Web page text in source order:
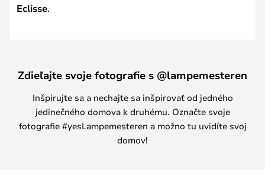
Eclisse.
Zdieľajte svoje fotografie s @lampemesteren
Inšpirujte sa a nechajte sa inšpirovať od jedného
jedinečného domova k druhému. Označte svoje
fotografie #yesLampemesteren a možno tu uvidíte svoj
domov!